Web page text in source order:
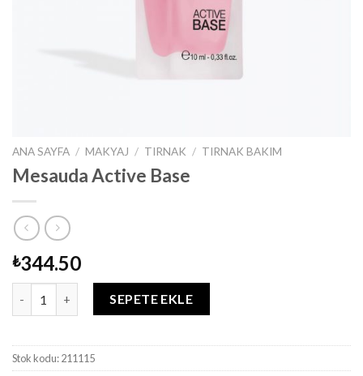
ANA SAYFA / MAKYAJ / TIRNAK / TIRNAK BAKIM
Mesauda Active Base
₺344.50
Mesauda Active Base adet
SEPETE EKLE
Stok kodu:211115